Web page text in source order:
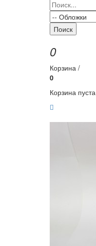
Поиск
0
Корзина /
0
Корзина пуста